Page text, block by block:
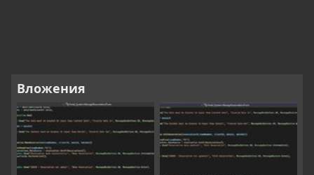
Вложения